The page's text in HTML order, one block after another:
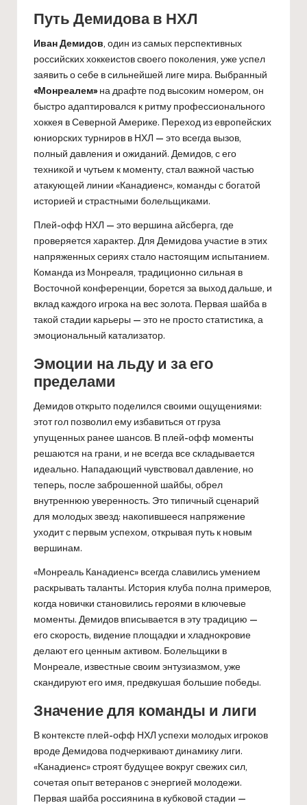
Путь Демидова в НХЛ
Иван Демидов, один из самых перспективных
российских хоккеистов своего поколения, уже успел
заявить о себе в сильнейшей лиге мира. Выбранный
«Монреалем»на драфте под высоким номером, он
быстро адаптировался к ритму профессионального
хоккея в Северной Америке. Переход из европейских
юниорских турниров в НХЛ — это всегда вызов,
полный давления и ожиданий. Демидов, с его
техникой и чутьем к моменту, стал важной частью
атакующей линии «Канадиенс», команды с богатой
историей и страстными болельщиками.
Плей-офф НХЛ — это вершина айсберга, где
проверяется характер. Для Демидова участие в этих
напряженных сериях стало настоящим испытанием.
Команда из Монреаля, традиционно сильная в
Восточной конференции, борется за выход дальше, и
вклад каждого игрока на вес золота. Первая шайба в
такой стадии карьеры — это не просто статистика, а
эмоциональный катализатор.
Эмоции на льду и за его
пределами
Демидов открыто поделился своими ощущениями:
этот гол позволил ему избавиться от груза
упущенных ранее шансов. В плей-офф моменты
решаются на грани, и не всегда все складывается
идеально. Нападающий чувствовал давление, но
теперь, после заброшенной шайбы, обрел
внутреннюю уверенность. Это типичный сценарий
для молодых звезд: накопившееся напряжение
уходит с первым успехом, открывая путь к новым
вершинам.
«Монреаль Канадиенс» всегда славились умением
раскрывать таланты. История клуба полна примеров,
когда новички становились героями в ключевые
моменты. Демидов вписывается в эту традицию —
его скорость, видение площадки и хладнокровие
делают его ценным активом. Болельщики в
Монреале, известные своим энтузиазмом, уже
скандируют его имя, предвкушая большие победы.
Значение для команды и лиги
В контексте плей-офф НХЛ успехи молодых игроков
вроде Демидова подчеркивают динамику лиги.
«Канадиенс» строят будущее вокруг свежих сил,
сочетая опыт ветеранов с энергией молодежи.
Первая шайба россиянина в кубковой стадии —